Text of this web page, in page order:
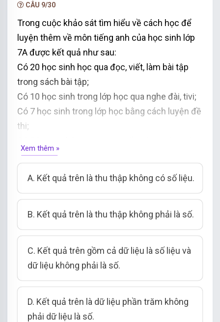
mầm cây non ( tính theo cm)
Vậy ta chọn đáp án D.
CÂU 9/30
Trong cuộc khảo sát tìm hiểu về cách học để
luyện thêm về môn tiếng anh của học sinh lớp
7Ađược kết quả như sau:
Có 20 học sinh học qua đọc, viết, làm bài tập
trong sách bài tập;
Có 10 học sinh trong lớp học qua nghe đài, tivi;
Có 7 học sinh trong lớp học bằng cách luyện đề
thi;
ngoài.
Xem thêm »
A. Kết quả trên là thu thập không có số liệu.
B. Kết quả trên là thu thập không phải là số.
C. Kết quả trên gồm cả dữ liệu là số liệu và
dữ liệu không phải là số.
D. Kết quả trên là dữ liệu phần trăm không
phải dữ liệu là số.